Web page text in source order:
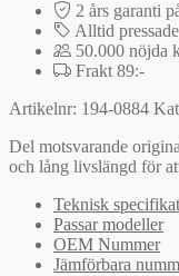
2 års garanti
Alltid
50.000 nöjda
Frakt 89:-
Artikelnr: 194-0884
Del motsvarande
och lång livslängd för
Teknisk
Passar modeller
OEM Nummer
Jämförbara